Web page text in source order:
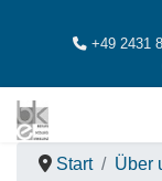
+49 2431
Start Über